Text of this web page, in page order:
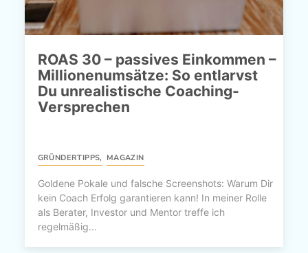
ROAS 30 – passives Einkommen –
Millionenumsätze: So entlarvst
Du unrealistische Coaching-
Versprechen
GRÜNDERTIPPS, MAGAZIN
Goldene Pokale und falsche Screenshots: Warum Dir
kein Coach Erfolg garantieren kann! In meiner Rolle
als Berater, Investor und Mentor treffe ich
regelmäßig...